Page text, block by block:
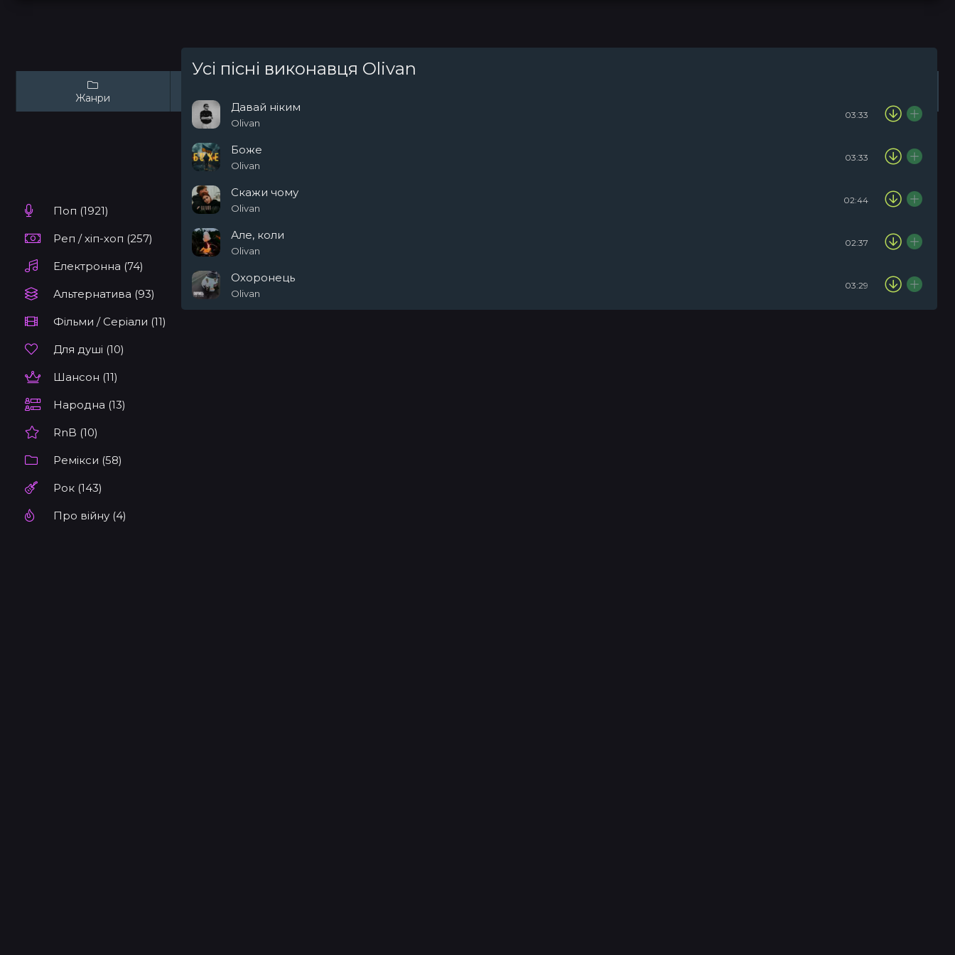
Жанри
Поп (1921)
Реп / хіп-хоп (257)
Електронна (74)
Альтернатива (93)
Фільми / Серіали (11)
Для душі (10)
Шансон (11)
Народна (13)
RnB (10)
Ремікси (58)
Рок (143)
Про війну (4)
Усі пісні виконавця Olivan
Давай ніким
Olivan
03:33
Боже
Olivan
03:33
Скажи чому
Olivan
02:44
Але, коли
Olivan
02:37
Охоронець
Olivan
03:29